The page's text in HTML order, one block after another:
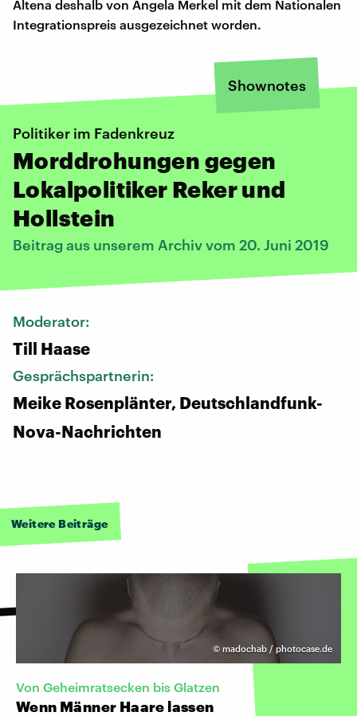
Altena deshalb von Angela Merkel mit dem Nationalen
Integrationspreis ausgezeichnet worden.
Shownotes
Politiker im Fadenkreuz
Morddrohungen gegen
Lokalpolitiker Reker und
Hollstein
Beitrag aus unserem Archiv vom 20. Juni 2019
Moderator:
Till Haase
Gesprächspartnerin:
Meike Rosenplänter, Deutschlandfunk-
Nova-Nachrichten
Weitere Beiträge
© madochab / photocase.de
Von Geheimratsecken bis Glatzen
Wenn Männer Haare lassen